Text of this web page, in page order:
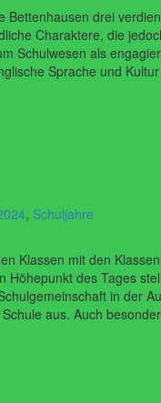
drei
Charaktere, die
Schulwesen als
Sprache und
, Schuljahre
Klassen mit den
des Tages
in der
aus. Auch